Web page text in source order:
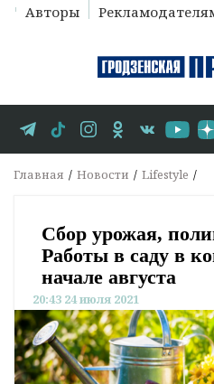
Авторы
Главная Новости Lifestyle
Сбор урожая,
Работы в саду в
начале августа
20:43 24 июля 2021